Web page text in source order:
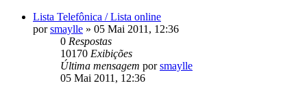
Lista Telefônica / Lista online
porsmaylle » 05 Mai 2011, 12:36
0 Respostas
10170 Exibições
Última mensagem porsmaylle
05 Mai 2011, 12:36